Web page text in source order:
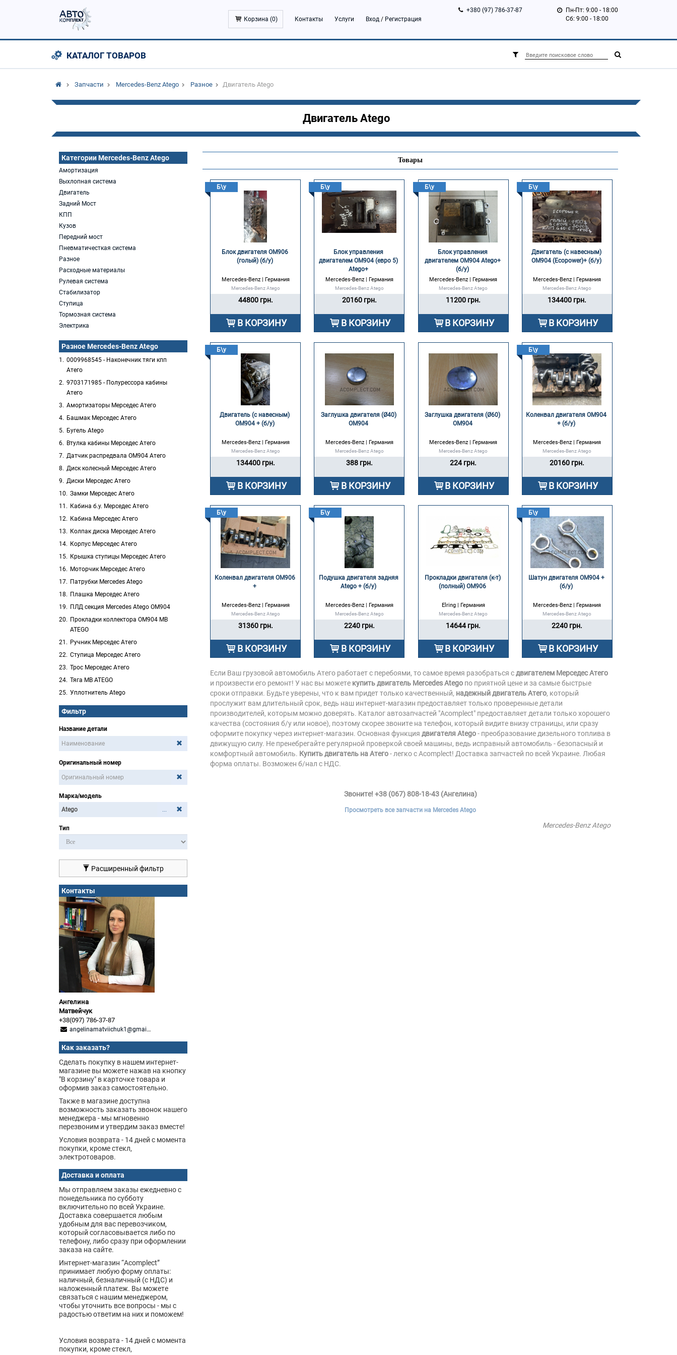
Корзина (0) Контакты Услуги Вход / Регистрация
+380 (97) 786-37-87
Пн-Пт: 9:00 - 18:00
Сб: 9:00 - 18:00
КАТАЛОГ ТОВАРОВ
Запчасти Mercedes-Benz Atego Разное Двигатель Atego
Двигатель Atego
Категории Mercedes-Benz Atego
Амортизация
Выхлопная система
Двигатель
Задний Мост
КПП
Кузов
Передний мост
Пневматичесткая система
Разное
Расходные материалы
Рулевая система
Стабилизатор
Ступица
Тормозная система
Электрика
Разное Mercedes-Benz Atego
0009968545 - Наконечник тяги кпп
Атего
9703171985 - Полурессора кабины
Атего
Амортизаторы Мерседес Атего
Башмак Мерседес Атего
Бугель Atego
Втулка кабины Мерседес Атего
Датчик распредвала OM904 Атего
Диск колесный Мерседес Атего
Диски Мерседес Атего
Замки Мерседес Атего
Кабина б.у. Мерседес Атего
Кабина Мерседес Атего
Колпак диска Мерседес Атего
Корпус Мерседес Атего
Крышка ступицы Мерседес Атего
Моторчик Мерседес Атего
Патрубки Mercedes Atego
Плашка Мерседес Атего
ПЛД секция Mercedes Atego ОМ904
Прокладки коллектора OM904 MB
ATEGO
Ручник Мерседес Атего
Ступица Мерседес Атего
Трос Мерседес Атего
Тяга MB ATEGO
Уплотнитель Atego
Фильтр
Название детали
Оригинальный номер
Марка/модель
...
Тип
Расширенный фильтр
Контакты
Ангелина
Матвейчук
+38(097) 786-37-87
angelinamatviichuk1@gmail.com
Как заказать?
Сделать покупку в нашем интернет-
магазине вы можете нажав на кнопку
"В корзину" в карточке товара и
оформив заказ самостоятельно.
Также в магазине доступна
возможность заказать звонок нашего
менеджера - мы мгновенно
перезвоним и утвердим заказ вместе!
Условия возврата - 14 дней с момента
покупки, кроме стекл,
электротоваров.
Доставка и оплата
Мы отправляем заказы ежедневно с
понедельника по субботу
включительно по всей Украине.
Доставка совершается любым
удобным для вас перевозчиком,
который согласовывается либо по
телефону, либо сразу при оформлении
заказа на сайте.
Интернет-магазин “Acomplect”
принимает любую форму оплаты:
наличный, безналичный (с НДС) и
наложенный платеж. Вы можете
связаться с нашим менеджером,
чтобы уточнить все вопросы - мы с
радостью ответим на них и поможем!
Условия возврата - 14 дней с момента
покупки, кроме стекл,
Товары
Б\у
Блок двигателя OM906
(голый) (б/у)
Mercedes-Benz | Германия
Mercedes-Benz Atego
44800 грн.
В КОРЗИНУ
Б\у
Блок управления
двигателем OM904 (евро 5)
Atego+
Mercedes-Benz | Германия
Mercedes-Benz Atego
20160 грн.
В КОРЗИНУ
Б\у
Блок управления
двигателем OM904 Atego+
(б/у)
Mercedes-Benz | Германия
Mercedes-Benz Atego
11200 грн.
В КОРЗИНУ
Б\у
Двигатель (с навесным)
OM904 (Ecopower)+ (б/у)
Mercedes-Benz | Германия
Mercedes-Benz Atego
134400 грн.
В КОРЗИНУ
Б\у
Двигатель (с навесным)
OM904 + (б/у)
Mercedes-Benz | Германия
Mercedes-Benz Atego
134400 грн.
В КОРЗИНУ
Заглушка двигателя (Ø40)
OM904
Mercedes-Benz | Германия
Mercedes-Benz Atego
388 грн.
В КОРЗИНУ
Заглушка двигателя (Ø60)
OM904
Mercedes-Benz | Германия
Mercedes-Benz Atego
224 грн.
В КОРЗИНУ
Б\у
Коленвал двигателя OM904
+ (б/у)
Mercedes-Benz | Германия
Mercedes-Benz Atego
20160 грн.
В КОРЗИНУ
Б\у
Коленвал двигателя OM906
+
Mercedes-Benz | Германия
Mercedes-Benz Atego
31360 грн.
В КОРЗИНУ
Б\у
Подушка двигателя задняя
Atego + (б/у)
Mercedes-Benz | Германия
Mercedes-Benz Atego
2240 грн.
В КОРЗИНУ
Прокладки двигателя (к-т)
(полный) OM906
Elring | Германия
Mercedes-Benz Atego
14644 грн.
В КОРЗИНУ
Б\у
Шатун двигателя OM904 +
(б/у)
Mercedes-Benz | Германия
Mercedes-Benz Atego
2240 грн.
В КОРЗИНУ
Если Ваш грузовой автомобиль Атего работает с перебоями, то самое время разобраться сдвигателем Мерседес Атего
и произвести его ремонт! У нас вы можете купить двигатель Mercedes Atego по приятной цене и за самые быстрые
сроки отправки. Будьте уверены, что к вам придет только качественный, надежный двигатель Атего, который
прослужит вам длительный срок, ведь наш интернет-магазин предоставляет только проверенные детали
производителей, которым можно доверять. Каталог автозапчастей "Acomplect" предоставляет детали только хорошего
качества (состояния б/у или новое), поэтому скорее звоните на телефон, который видите внизу страницы, или сразу
оформите покупку через интернет-магазин. Основная функция двигателя Atego- преобразование дизельного топлива в
движущую силу. Не пренебрегайте регулярной проверкой своей машины, ведь исправный автомобиль - безопасный и
комфортный автомобиль. Купить двигатель на Атего- легко с Acomplect! Доставка запчастей по всей Украине. Любая
форма оплаты. Возможен б/нал с НДС.
Звоните! +38 (067) 808-18-43 (Ангелина)
Просмотреть все запчасти на Mercedes Atego
Mercedes-Benz Atego